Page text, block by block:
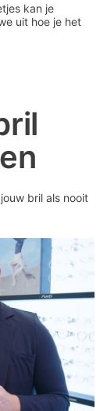
kan je
uit hoe je het
bril als nooit